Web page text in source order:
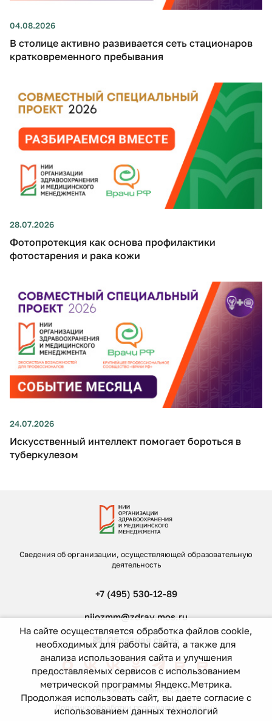
04.08.2026
В столице активно развивается сеть стационаров
кратковременного пребывания
28.07.2026
Фотопротекция как основа профилактики
фотостарения и рака кожи
24.07.2026
Искусственный интеллект помогает бороться в
туберкулезом
Сведения об организации, осуществляющей образовательную
деятельность
+7 (495) 530-12-89
niiozmm@zdrav.mos.ru
Обратная связь
Условия использования Сайта
Политика обработки персональных данных
На сайте осуществляется обработка файлов cookie,
необходимых для работы сайта, а также для
анализа использования сайта и улучшения
предоставляемых сервисов с использованием
метрической программы Яндекс.Метрика.
Продолжая использовать сайт, вы даете согласие с
использованием данных технологий